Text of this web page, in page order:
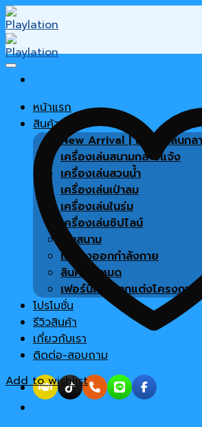
Skip
to
content
หน้าแรก
สินค้า
New Arrival | เครื่องเล่นกล
เครื่องเล่นสนามกลางแจ้ง
เครื่องเล่นสวนน้ำ
เครื่องเล่นเป่าลม
เครื่องเล่นในร่ม
เครื่องเล่นซิปไลน์
พื้นสนาม
เครื่องออกกำลังกาย
สินค้าทั้งหมด
เฟอร์นิเจอร์ตกแต่งโครงการ
โปรโมชั่น
รีวิวสินค้า
เกี่ยวกับเรา
ติดต่อ-สอบถาม
Add to wishlist